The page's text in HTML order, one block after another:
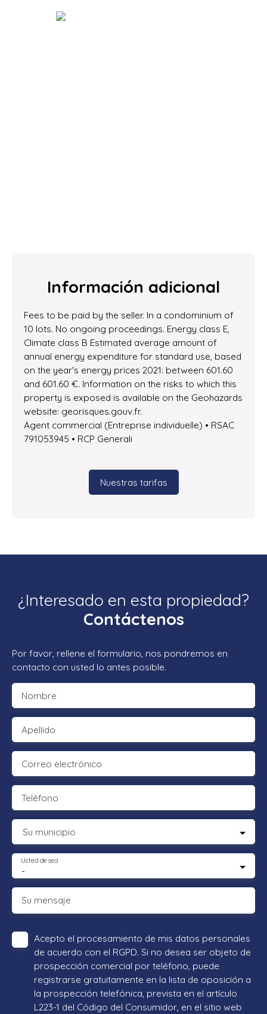
Información adicional
Fees to be paid by the seller. In a condominium of
10 lots. No ongoing proceedings. Energy class E,
Climate class B Estimated average amount of
annual energy expenditure for standard use, based
on the year's energy prices 2021: between 601.60
and 601.60 €. Information on the risks to which this
property is exposed is available on the Geohazards
website: georisques.gouv.fr.
Agent commercial (Entreprise individuelle) • RSAC
791053945 • RCP Generali
Nuestras tarifas
¿Interesado en esta propiedad?
Contáctenos
Por favor, rellene el formulario, nos pondremos en
contacto con usted lo antes posible.
Nombre
Apellido
Correo electrónico
Teléfono
Su municipio
-
Usted desea
Su mensaje
Acepto el procesamiento de mis datos personales
de acuerdo con el RGPD. Si no desea ser objeto de
prospección comercial por teléfono, puede
registrarse gratuitamente en la lista de oposición a
la prospección telefónica, prevista en el artículo
L223-1 del Código del Consumidor, en el sitio web